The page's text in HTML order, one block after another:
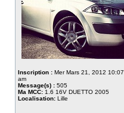
Inscription : Mer Mars 21, 2012 10:07
am
Message(s) : 505
Ma MCC: 1.6 16V DUETTO 2005
Localisation: Lille